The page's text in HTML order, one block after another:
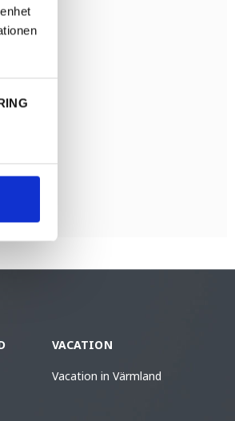
VACATION
Vacation in Värmland